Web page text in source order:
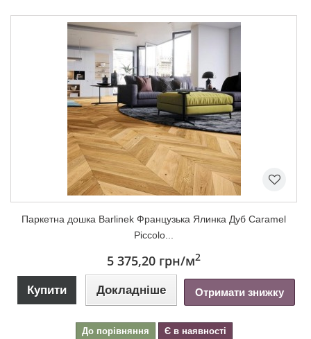
Паркетна дошка Barlinek Французька Ялинка Дуб Caramel
Piccolo...
5 375,20 грн/м2
Купити Докладніше Отримати знижку
До порівняння Є в наявності